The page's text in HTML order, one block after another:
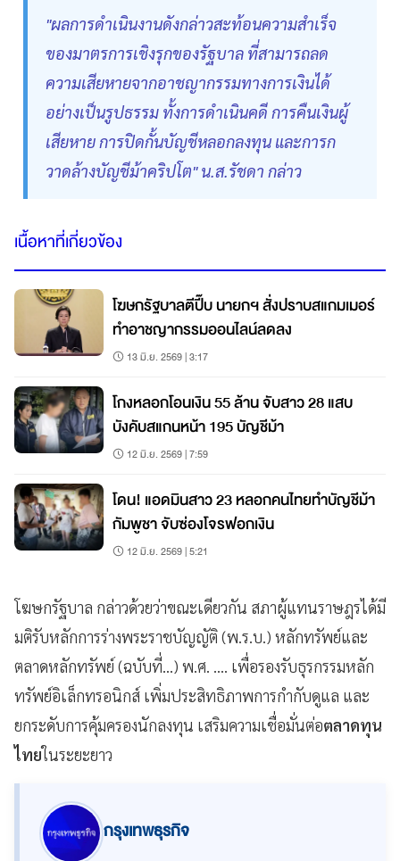
"ผลการดำเนินงานดังกล่าวสะท้อนความสำเร็จ
ของมาตรการเชิงรุกของรัฐบาล ที่สามารถลด
ความเสียหายจากอาชญากรรมทางการเงินได้
อย่างเป็นรูปธรรม ทั้งการดำเนินคดี การคืนเงินผู้
เสียหาย การปิดกั้นบัญชีหลอกลงทุน และการก
วาดล้างบัญชีม้าคริปโต" น.ส.รัชดา กล่าว
เนื้อหาที่เกี่ยวข้อง
โฆษกรัฐบาลตีปี๊บ นายกฯ สั่งปราบสแกมเมอร์
ทำอาชญากรรมออนไลน์ลดลง
13 มิ.ย. 2569 | 3:17
โกงหลอกโอนเงิน 55 ล้าน จับสาว 28 แสบ
บังคับสแกนหน้า 195 บัญชีม้า
12 มิ.ย. 2569 | 7:59
โดน! แอดมินสาว 23 หลอกคนไทยทำบัญชีม้า
กัมพูชา จับซ่องโจรฟอกเงิน
12 มิ.ย. 2569 | 5:21
โฆษกรัฐบาล กล่าวด้วยว่าขณะเดียวกัน สภาผู้แทนราษฎรได้มี
มติรับหลักการร่างพระราชบัญญัติ (พ.ร.บ.) หลักทรัพย์และ
ตลาดหลักทรัพย์ (ฉบับที่...) พ.ศ. .... เพื่อรองรับธุรกรรมหลัก
ทรัพย์อิเล็กทรอนิกส์ เพิ่มประสิทธิภาพการกำกับดูแล และ
ยกระดับการคุ้มครองนักลงทุน เสริมความเชื่อมั่นต่อตลาดทุน
ไทยในระยะยาว
กรุงเทพธุรกิจ